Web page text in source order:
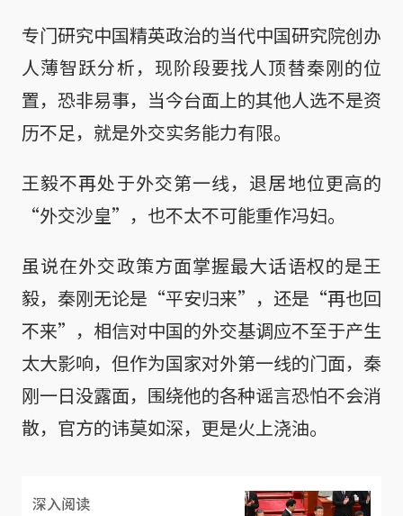
专门研究中国精英政治的当代中国研究院创办
人薄智跃分析，现阶段要找人顶替秦刚的位
置，恐非易事，当今台面上的其他人选不是资
历不足，就是外交实务能力有限。
王毅不再处于外交第一线，退居地位更高的
“外交沙皇”，也不太不可能重作冯妇。
虽说在外交政策方面掌握最大话语权的是王
毅，秦刚无论是“平安归来”，还是“再也回
不来”，相信对中国的外交基调应不至于产生
太大影响，但作为国家对外第一线的门面，秦
刚一日没露面，围绕他的各种谣言恐怕不会消
散，官方的讳莫如深，更是火上浇油。
深入阅读